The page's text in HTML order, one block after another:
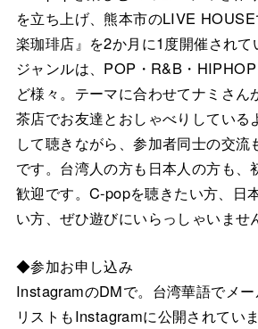
を立ち上げ、熊本市のLIVE
楽珈琲店』を2か月に1度開催されて
ジャンルは、POP・R&B・
ど様々。テーマに合わせてナミさん
茶店でお友達とおしゃべりしている
して聴きながら、参加者同士の交流
です。台湾人の方も日本人の方も、
歓迎です。C-popを聴きたい方、日
い方、ぜひ遊びにいらっしゃいませ
◆参加お申し込み
InstagramのDMで。台湾華語でメ
リストもInstagramに公開されてい